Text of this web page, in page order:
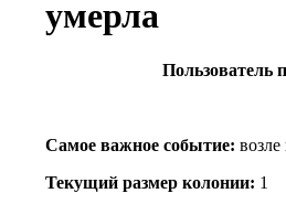
умерла
Пользователь
Самое важное событие:
Текущий размер кoлонии: 1